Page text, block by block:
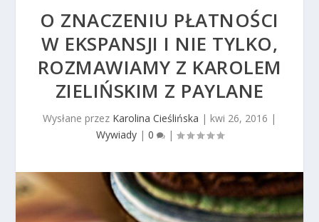
O ZNACZENIU PŁATNOŚCI
W EKSPANSJI I NIE TYLKO,
ROZMAWIAMY Z KAROLEM
ZIELIŃSKIM Z PAYLANE
Wysłane przez Karolina Cieślińska | kwi 26, 2016 |
Wywiady| 0 |